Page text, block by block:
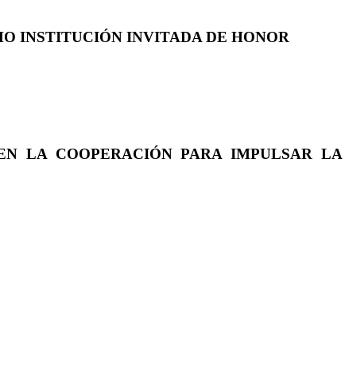
INSTITUCIÓN INVITADA DE HONOR
LA COOPERACIÓN PARA IMPULSAR LA